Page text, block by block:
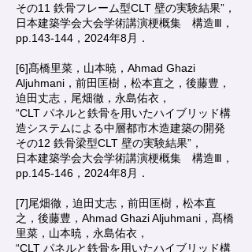
その11 鉄骨フレーム型CLT 壁の実験結果”，
日本建築学会大会学術講演梗概集 構造Ⅲ，
pp.143-144，2024年8月．
[6]髙橋里菜，山本暁，Ahmad Ghazi
Aljuhmani，前田匡樹，松本直之，後藤豊，
迫田丈志，尾畑徹，永島佑衣，
“CLT パネルと鉄骨を用いたハイブリッド構
造システムによる中層都市木造建築の開発
その12 鉄骨梁型CLT 壁の実験結果”，
日本建築学会大会学術講演梗概集 構造Ⅲ，
pp.145-146，2024年8月．
[7]尾畑徹，迫田丈志，前田匡樹，松本直
之，後藤豊，Ahmad Ghazi Aljuhmani，髙橋
里菜，山本暁，永島佑衣，
“CLT パネルと鉄骨を用いたハイブリッド構